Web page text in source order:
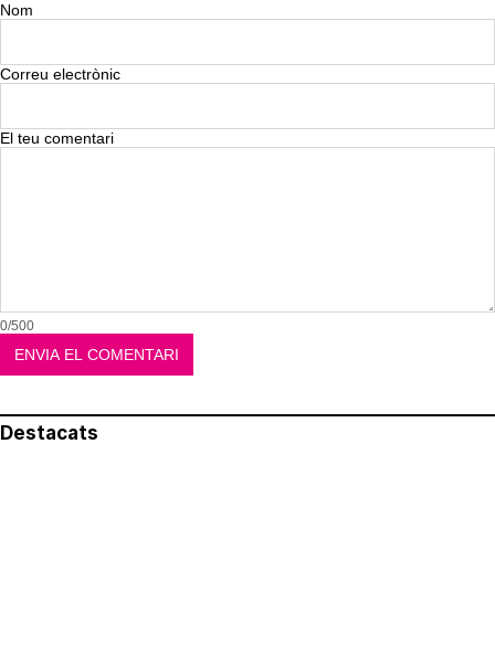
Nom
Correu electrònic
El teu comentari
0/500
Destacats